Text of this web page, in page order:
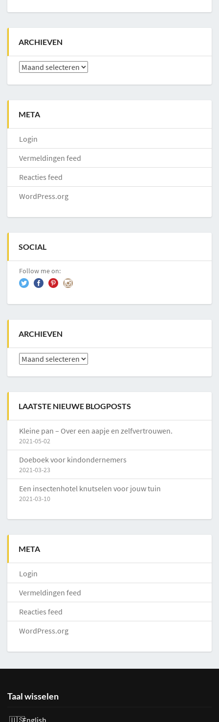
ARCHIEVEN
Archieven
META
Login
Vermeldingen feed
Reacties feed
WordPress.org
SOCIAL
Follow me on:
ARCHIEVEN
Archieven
LAATSTE NIEUWE BLOGPOSTS
Kleine pan – Over een aapje en zelfvertrouwen.
2021-05-02
Doeboek voor kindondernemers
2021-03-23
Een insectenhotel knutselen voor jouw tuin
2021-03-10
META
Login
Vermeldingen feed
Reacties feed
WordPress.org
Taal wisselen